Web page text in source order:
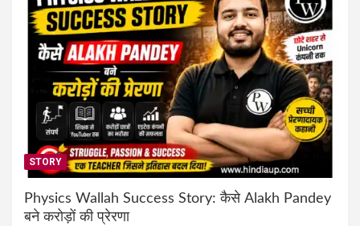
STORY
Physics Wallah Success Story: कैसे Alakh Pandey
बने करोड़ों की प्रेरणा